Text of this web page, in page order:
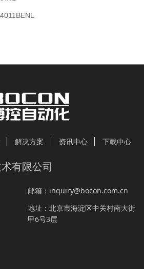
解决方案 资讯中心 下载中心
有限公司
邮箱： inquiry@bocon.com.cn
地址： 北京市海淀区中关村南大街
甲6号3层